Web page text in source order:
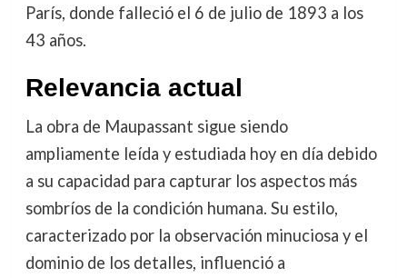
París, donde falleció el 6 de julio de 1893 a los
43 años.
Relevancia actual
La obra de Maupassant sigue siendo
ampliamente leída y estudiada hoy en día debido
a su capacidad para capturar los aspectos más
sombríos de la condición humana. Su estilo,
caracterizado por la observación minuciosa y el
dominio de los detalles, influenció a